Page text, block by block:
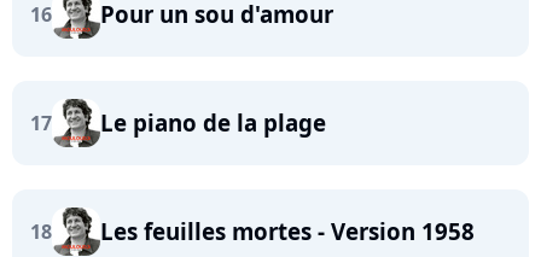
16 Pour un sou d'amour
17 Le piano de la plage
18 Les feuilles mortes - Version 1958